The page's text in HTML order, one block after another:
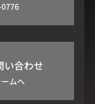
い合わせ
ムへ